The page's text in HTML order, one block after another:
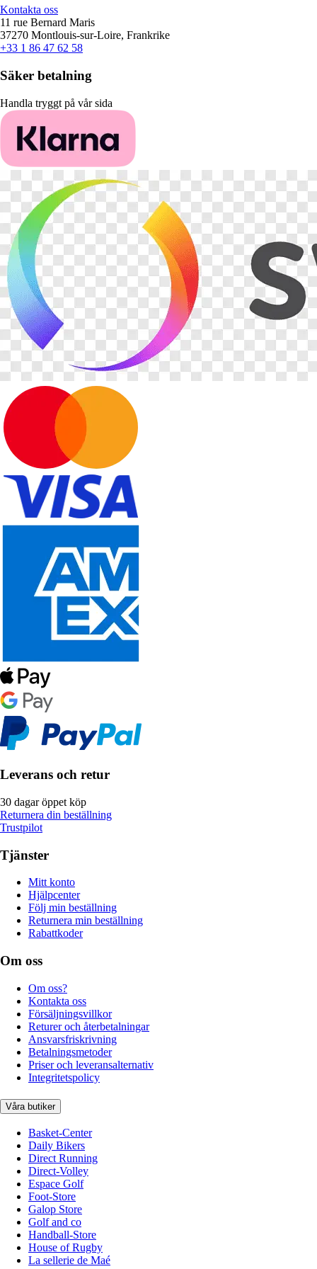
Kontakta oss
11 rue Bernard Maris
37270 Montlouis-sur-Loire, Frankrike
+33 1 86 47 62 58
Säker betalning
Handla tryggt på vår sida
Leverans och retur
30 dagar öppet köp
Returnera din beställning
Trustpilot
Tjänster
Mitt konto
Hjälpcenter
Följ min beställning
Returnera min beställning
Rabattkoder
Om oss
Om oss?
Kontakta oss
Försäljningsvillkor
Returer och återbetalningar
Ansvarsfriskrivning
Betalningsmetoder
Priser och leveransalternativ
Integritetspolicy
Våra butiker
Basket-Center
Daily Bikers
Direct Running
Direct-Volley
Espace Golf
Foot-Store
Galop Store
Golf and co
Handball-Store
House of Rugby
La sellerie de Maé